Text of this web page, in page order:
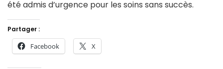
été admis d’urgence pour les soins sans succès.
Partager :
Facebook X